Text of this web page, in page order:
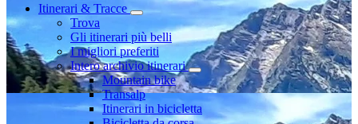
Itinerari & Tracce
Trova
Gli itinerari più belli
I migliori preferiti
Intero archivio itinerari
Mountain bike
Transalp
Itinerari in bicicletta